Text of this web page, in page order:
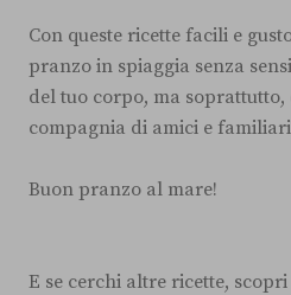
Con queste ricette facili e
pranzo in spiaggia senza
del tuo corpo, ma
compagnia di amici e
Buon pranzo al mare!
E se cerchi altre ricette,